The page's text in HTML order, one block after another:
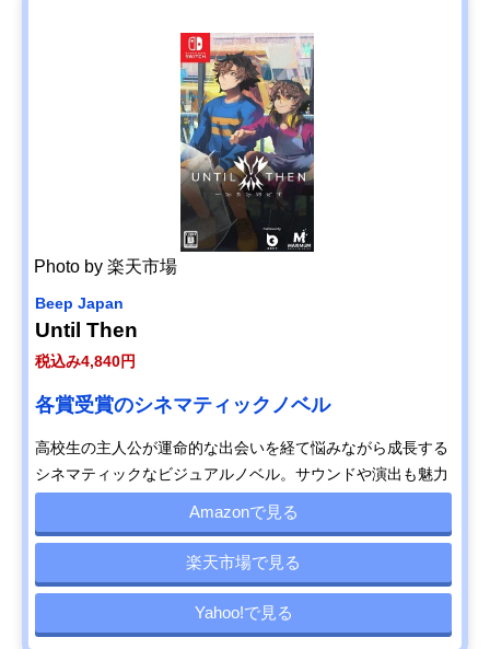
Photo by 楽天市場
Beep Japan
Until Then
税込み4,840円
各賞受賞のシネマティックノベル
高校生の主人公が運命的な出会いを経て悩みながら成長する
シネマティックなビジュアルノベル。サウンドや演出も魅力
Amazonで見る
楽天市場で見る
Yahoo!で見る